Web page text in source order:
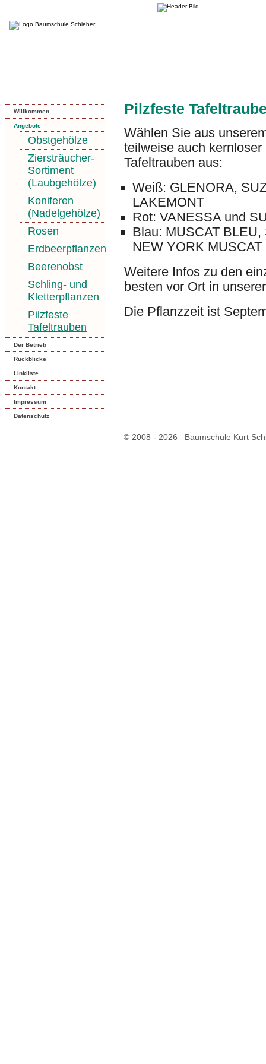
Willkommen
Angebote
Obstgehölze
Ziersträucher-
Sortiment
(Laubgehölze)
Koniferen
(Nadelgehölze)
Rosen
Erdbeerpflanzen
Beerenobst
Schling- und
Kletterpflanzen
Pilzfeste
Tafeltrauben
Der Betrieb
Rückblicke
Linkliste
Kontakt
Impressum
Datenschutz
Pilzfeste
Wählen Sie aus
teilweise auch
Tafeltrauben aus:
Weiß: GLENORA,
LAKEMONT
Rot: VANESSA und
Blau: MUSCAT BLEU,
NEW YORK MUSCAT
Weitere Infos zu den
besten vor Ort in
Die Pflanzzeit ist
© 2008 - 2026 Baumschule Kurt